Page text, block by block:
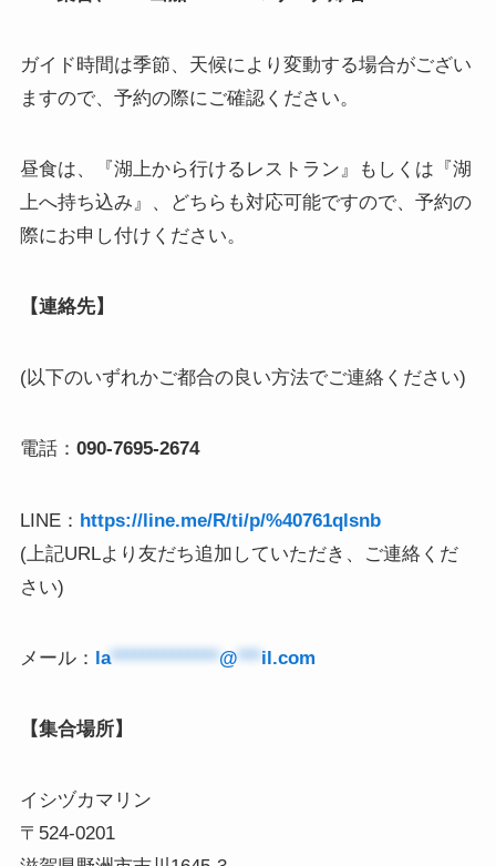
ガイド時間は季節、天候により変動する場合がござい
ますので、予約の際にご確認ください。
昼食は、『湖上から行けるレストラン』もしくは『湖
上へ持ち込み』、どちらも対応可能ですので、予約の
際にお申し付けください。
【連絡先】
(以下のいずれかご都合の良い方法でご連絡ください)
電話： 090-7695-2674
LINE： https://line.me/R/ti/p/%40761qlsnb
(上記URLより友だち追加していただき、ご連絡くだ
さい)
メール： la**************@***il.com
【集合場所】
イシヅカマリン
〒524-0201